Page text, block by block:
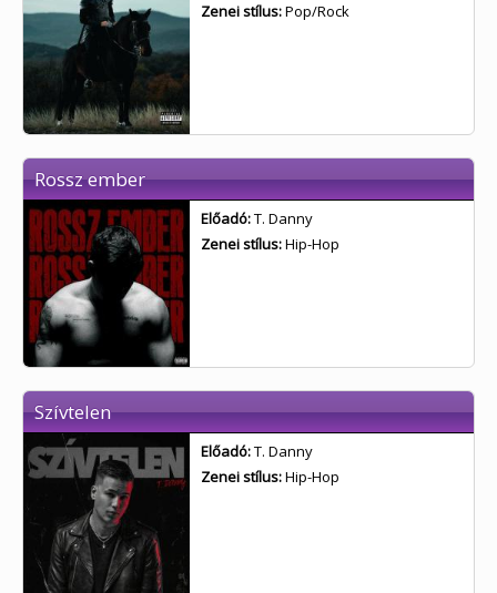
Zenei stílus:Pop/Rock
Rossz ember
Előadó:T. Danny
Zenei stílus:Hip-Hop
Szívtelen
Előadó:T. Danny
Zenei stílus:Hip-Hop